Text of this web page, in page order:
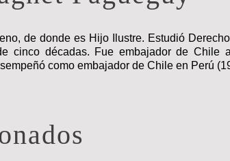
de donde es Hijo Ilustre. Estudió
cinco décadas. Fue embajador de Chile
como embajador de Chile en Perú